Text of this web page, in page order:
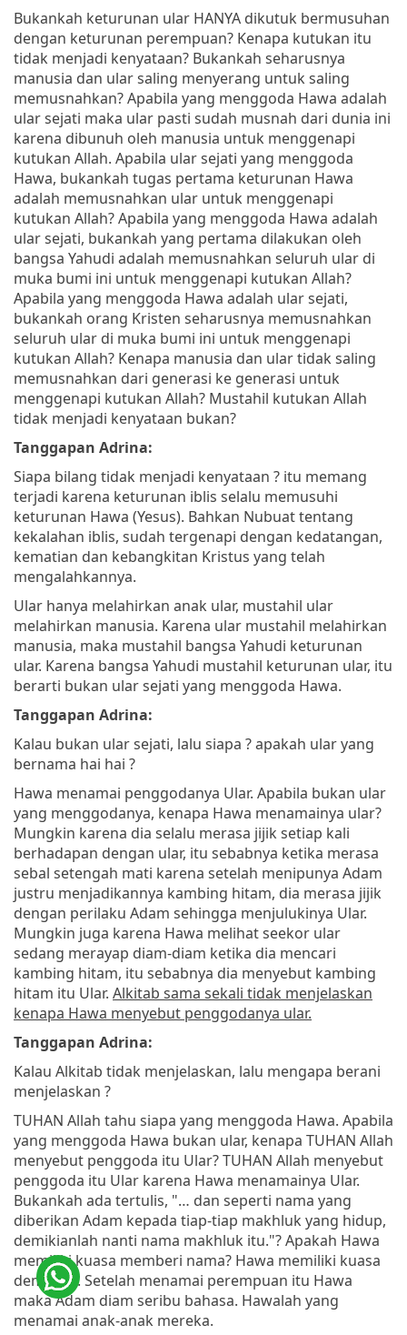
Bukankah keturunan ular HANYA dikutuk bermusuhan
dengan keturunan perempuan? Kenapa kutukan itu
tidak menjadi kenyataan? Bukankah seharusnya
manusia dan ular saling menyerang untuk saling
memusnahkan? Apabila yang menggoda Hawa adalah
ular sejati maka ular pasti sudah musnah dari dunia ini
karena dibunuh oleh manusia untuk menggenapi
kutukan Allah. Apabila ular sejati yang menggoda
Hawa, bukankah tugas pertama keturunan Hawa
adalah memusnahkan ular untuk menggenapi
kutukan Allah? Apabila yang menggoda Hawa adalah
ular sejati, bukankah yang pertama dilakukan oleh
bangsa Yahudi adalah memusnahkan seluruh ular di
muka bumi ini untuk menggenapi kutukan Allah?
Apabila yang menggoda Hawa adalah ular sejati,
bukankah orang Kristen seharusnya memusnahkan
seluruh ular di muka bumi ini untuk menggenapi
kutukan Allah? Kenapa manusia dan ular tidak saling
memusnahkan dari generasi ke generasi untuk
menggenapi kutukan Allah? Mustahil kutukan Allah
tidak menjadi kenyataan bukan?
Tanggapan Adrina:
Siapa bilang tidak menjadi kenyataan ? itu memang
terjadi karena keturunan iblis selalu memusuhi
keturunan Hawa (Yesus). Bahkan Nubuat tentang
kekalahan iblis, sudah tergenapi dengan kedatangan,
kematian dan kebangkitan Kristus yang telah
mengalahkannya.
Ular hanya melahirkan anak ular, mustahil ular
melahirkan manusia. Karena ular mustahil melahirkan
manusia, maka mustahil bangsa Yahudi keturunan
ular. Karena bangsa Yahudi mustahil keturunan ular, itu
berarti bukan ular sejati yang menggoda Hawa.
Tanggapan Adrina:
Kalau bukan ular sejati, lalu siapa ? apakah ular yang
bernama hai hai ?
Hawa menamai penggodanya Ular. Apabila bukan ular
yang menggodanya, kenapa Hawa menamainya ular?
Mungkin karena dia selalu merasa jijik setiap kali
berhadapan dengan ular, itu sebabnya ketika merasa
sebal setengah mati karena setelah menipunya Adam
justru menjadikannya kambing hitam, dia merasa jijik
dengan perilaku Adam sehingga menjulukinya Ular.
Mungkin juga karena Hawa melihat seekor ular
sedang merayap diam-diam ketika dia mencari
kambing hitam, itu sebabnya dia menyebut kambing
hitam itu Ular. Alkitab sama sekali tidak menjelaskan
kenapa Hawa menyebut penggodanya ular.
Tanggapan Adrina:
Kalau Alkitab tidak menjelaskan, lalu mengapa berani
menjelaskan ?
TUHAN Allah tahu siapa yang menggoda Hawa. Apabila
yang menggoda Hawa bukan ular, kenapa TUHAN Allah
menyebut penggoda itu Ular? TUHAN Allah menyebut
penggoda itu Ular karena Hawa menamainya Ular.
Bukankah ada tertulis, "… dan seperti nama yang
diberikan Adam kepada tiap-tiap makhluk yang hidup,
demikianlah nanti nama makhluk itu."? Apakah Hawa
memiliki kuasa memberi nama? Hawa memiliki kuasa
demikian. Setelah menamai perempuan itu Hawa
maka Adam diam seribu bahasa. Hawalah yang
menamai anak-anak mereka.